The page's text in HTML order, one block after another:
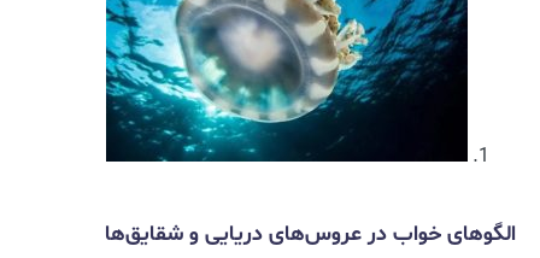
الگوهای خواب در عروس‌های دریایی و شقایق‌ها